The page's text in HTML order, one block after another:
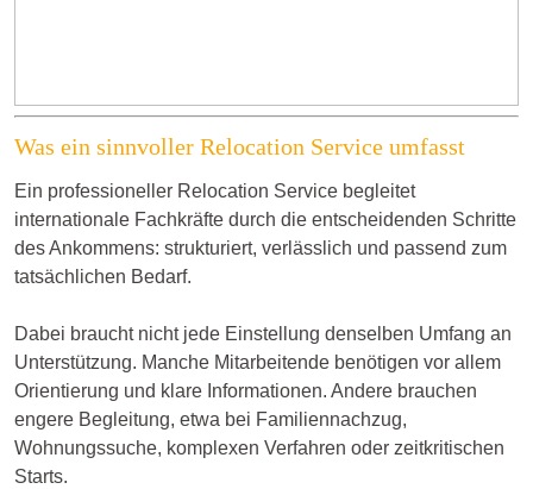
Was ein sinnvoller Relocation Service umfasst
Ein professioneller Relocation Service begleitet
internationale Fachkräfte durch die entscheidenden Schritte
des Ankommens: strukturiert, verlässlich und passend zum
tatsächlichen Bedarf.
Dabei braucht nicht jede Einstellung denselben Umfang an
Unterstützung. Manche Mitarbeitende benötigen vor allem
Orientierung und klare Informationen. Andere brauchen
engere Begleitung, etwa bei Familiennachzug,
Wohnungssuche, komplexen Verfahren oder zeitkritischen
Starts.